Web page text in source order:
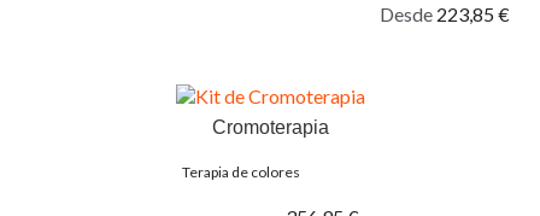
Desde 223,85 €
Cromoterapia
Terapia de colores